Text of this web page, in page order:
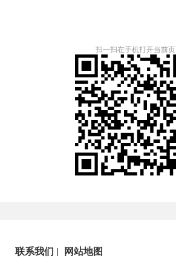
扫一扫在手机打开当前页
联系我们 | 网站地图